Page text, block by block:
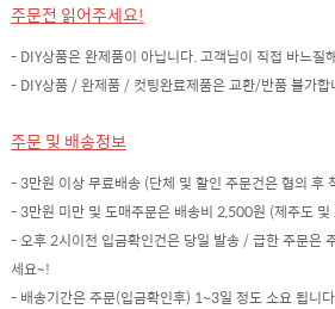
주문전 읽어주세요!
- DIY상품은 완제품이 아닙니다. 고객님이 직접 바느질
- DIY상품 / 완제품 / 컷팅완료제품은 교환/반품 불가합
주문 및 배송정보
- 3만원 이상 무료배송 (단체 및 할인 주문건은 협의 후
- 3만원 미만 및 도매주문은 배송비 2,500원 (제주도
- 오후 2시이전 입금확인건은 당일 발송 / 급한 주문은
세요~!
- 배송기간은 주문(입금확인후) 1~3일 정도 소요 됩니